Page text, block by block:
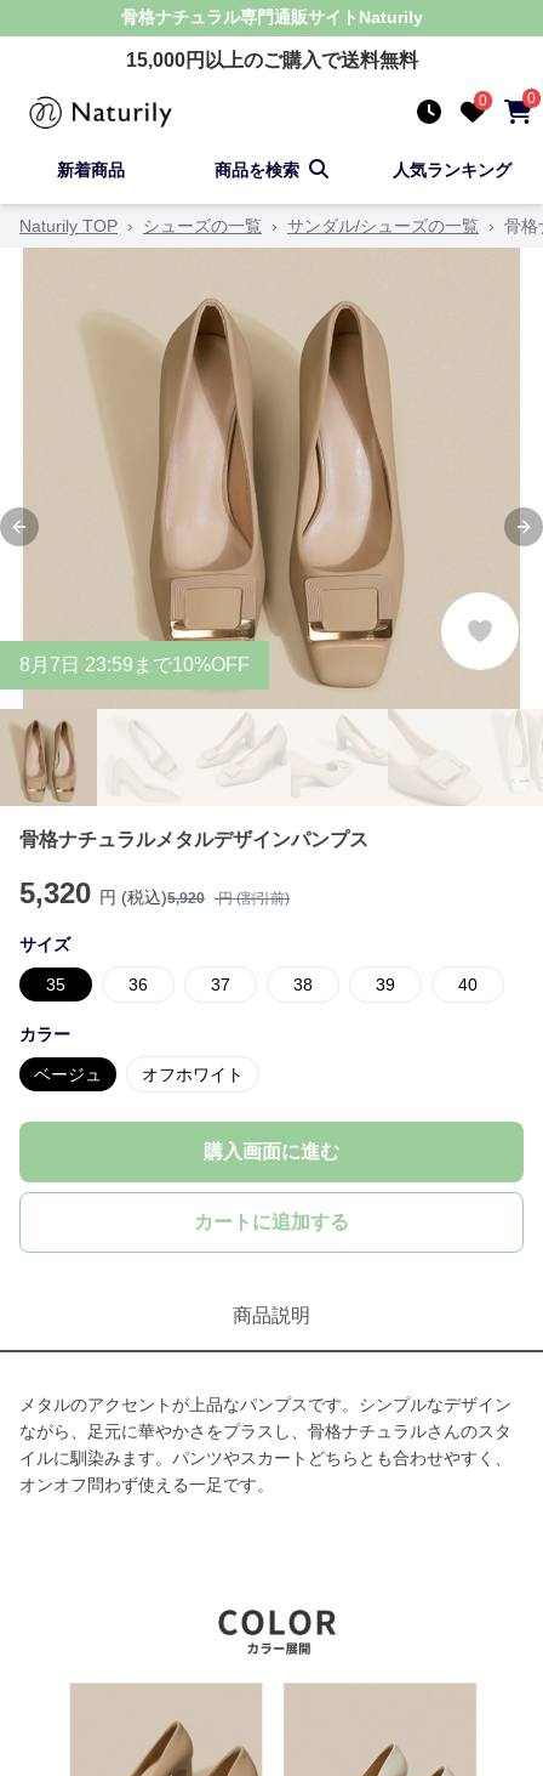
骨格ナチュラル専門通販サイト Naturily
15,000円以上のご購入で送料無料
0 0
新着商品 商品を検索 人気ランキング
Naturily TOP › シューズの一覧 › サンダル/シューズの一覧 › 骨格
Previous slide
8 月 7 日 23:59まで10%OFF
骨格ナチュラルメタルデザインパンプス
5,320 円 (税込)5,920 円 (割引前)
サイズ
35 36 37 38 39 40
カラー
ベージュ オフホワイト
購入画面に進む
カートに追加する
商品説明
メタルのアクセントが上品なパンプスです。シンプルなデザイン
ながら、足元に華やかさをプラスし、骨格ナチュラルさんのスタ
イルに馴染みます。パンツやスカートどちらとも合わせやすく、
オンオフ問わず使える一足です。